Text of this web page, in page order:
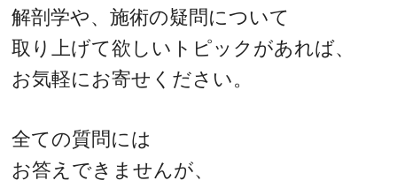
解剖学や、施術の疑問について
取り上げて欲しいトピックがあれば、
お気軽にお寄せください。
全ての質問には
お答えできませんが、